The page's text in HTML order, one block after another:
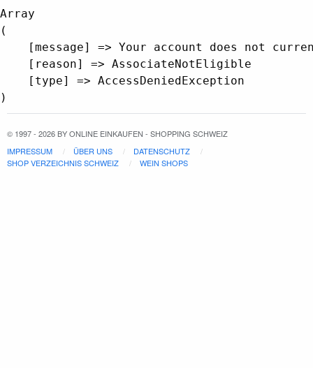
Array
(
[message] => Your account does not
    [reason] => AssociateNotEligible
    [type] => AccessDeniedException
© 1997 - 2026 BY ONLINE EINKAUFEN - SHOPPING SCHWEIZ
IMPRESSUM
ÜBER UNS
DATENSCHUTZ
SHOP VERZEICHNIS SCHWEIZ
WEIN SHOPS